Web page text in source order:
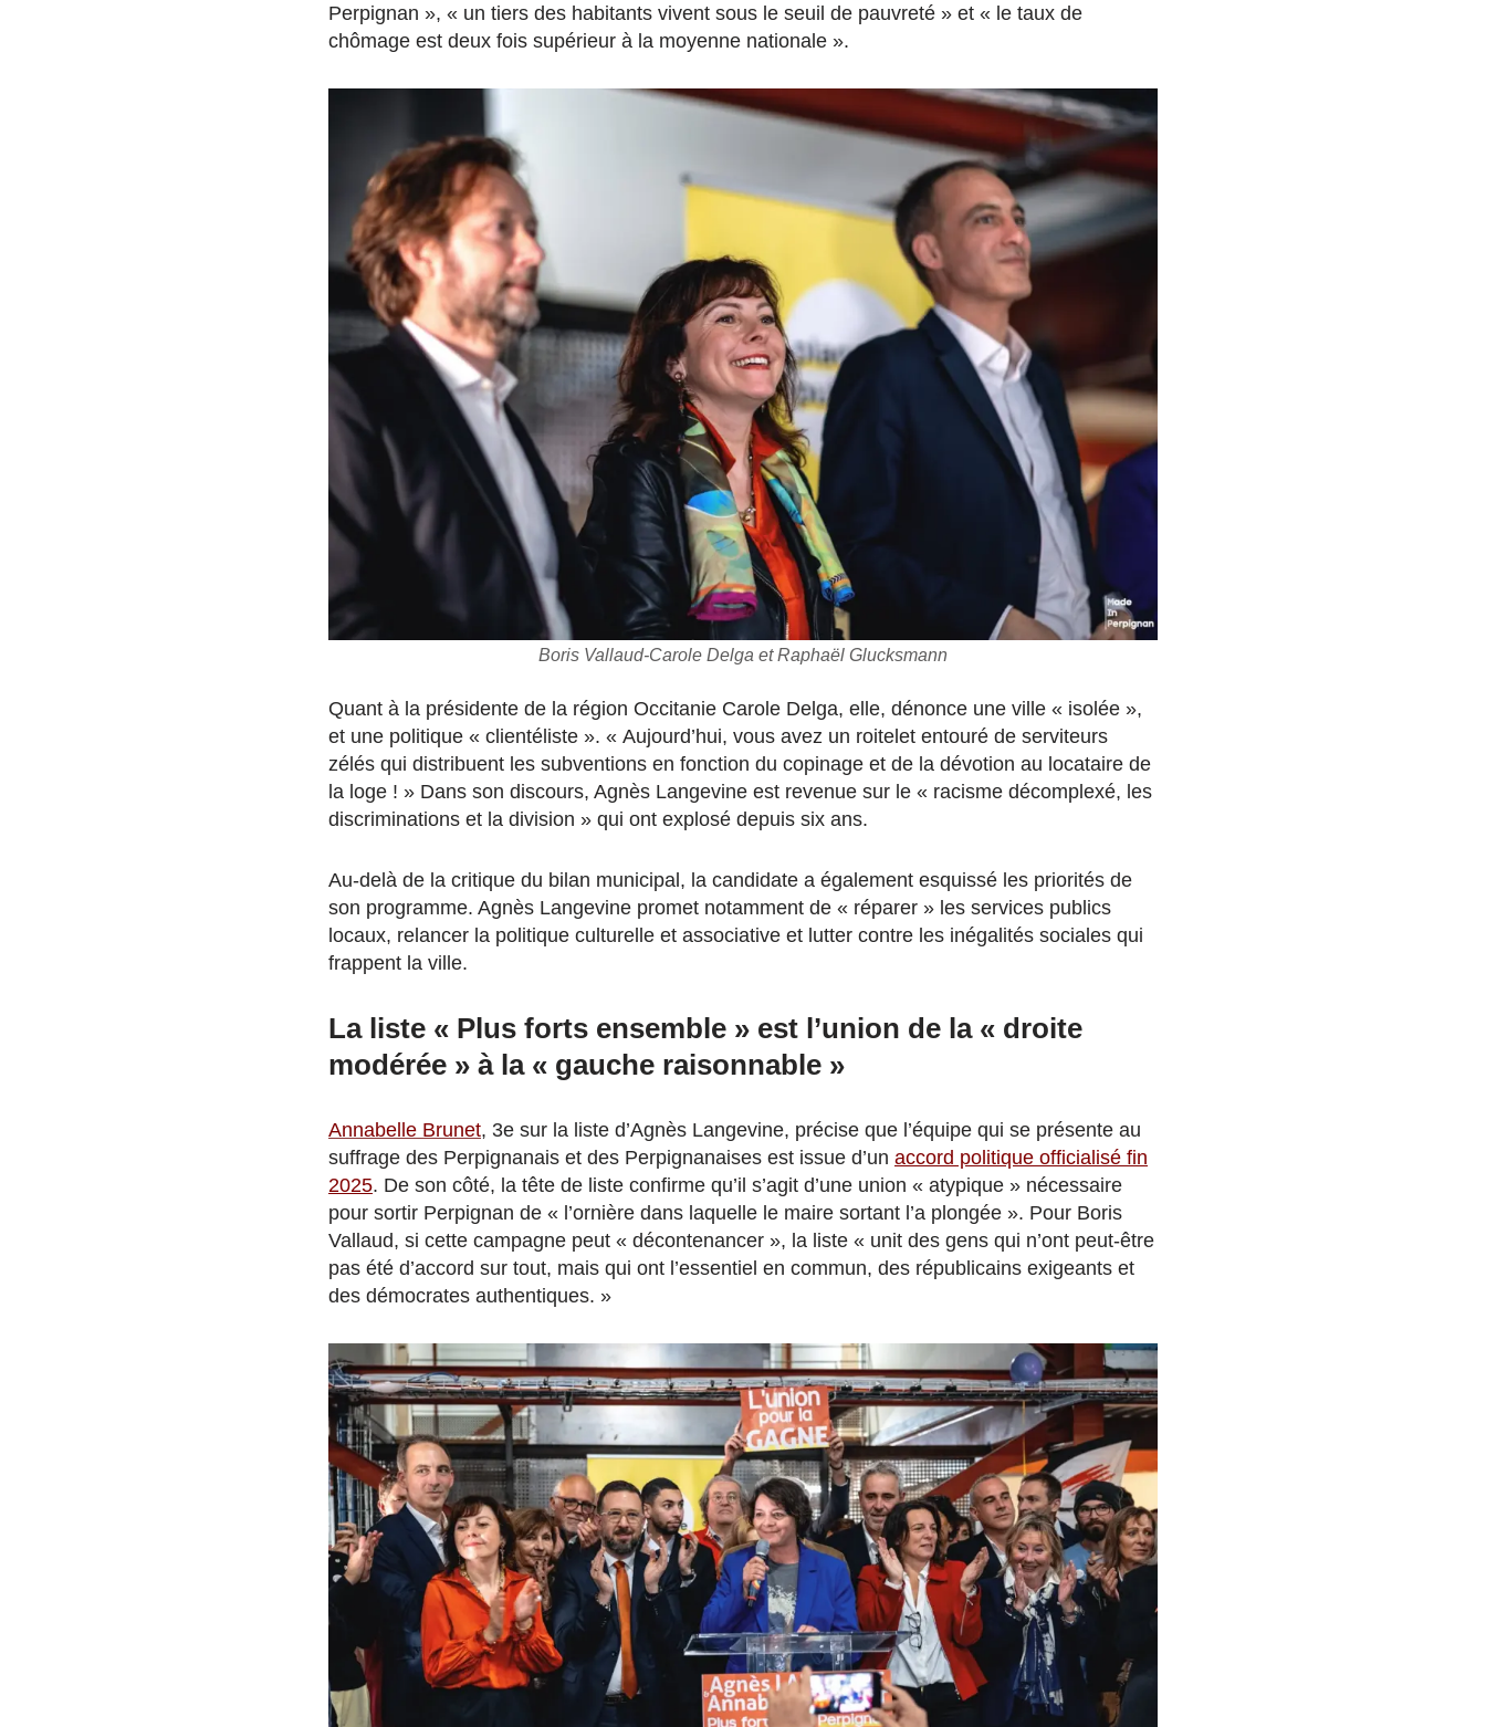
Perpignan », « un tiers des habitants vivent sous le seuil de pauvreté » et « le taux de
chômage est deux fois supérieur à la moyenne nationale ».
Boris Vallaud-Carole Delga et Raphaël Glucksmann
Quant à la présidente de la région Occitanie Carole Delga, elle, dénonce une ville « isolée »,
et une politique « clientéliste ». « Aujourd’hui, vous avez un roitelet entouré de serviteurs
zélés qui distribuent les subventions en fonction du copinage et de la dévotion au locataire de
la loge ! » Dans son discours, Agnès Langevine est revenue sur le « racisme décomplexé, les
discriminations et la division » qui ont explosé depuis six ans.
Au-delà de la critique du bilan municipal, la candidate a également esquissé les priorités de
son programme. Agnès Langevine promet notamment de « réparer » les services publics
locaux, relancer la politique culturelle et associative et lutter contre les inégalités sociales qui
frappent la ville.
La liste « Plus forts ensemble » est l’union de la « droite
modérée » à la « gauche raisonnable »
Annabelle Brunet, 3e sur la liste d’Agnès Langevine, précise que l’équipe qui se présente au
suffrage des Perpignanais et des Perpignanaises est issue d’un accord politique officialisé fin
2025. De son côté, la tête de liste confirme qu’il s’agit d’une union « atypique » nécessaire
pour sortir Perpignan de « l’ornière dans laquelle le maire sortant l’a plongée ». Pour Boris
Vallaud, si cette campagne peut « décontenancer », la liste « unit des gens qui n’ont peut-être
pas été d’accord sur tout, mais qui ont l’essentiel en commun, des républicains exigeants et
des démocrates authentiques. »